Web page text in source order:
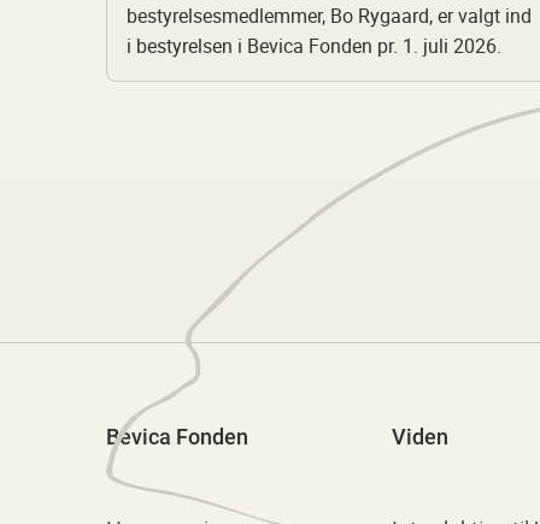
bestyrelsesmedlemmer, Bo Rygaard, er valgt ind
i bestyrelsen i Bevica Fonden pr. 1. juli 2026.
Bevica Fonden Viden